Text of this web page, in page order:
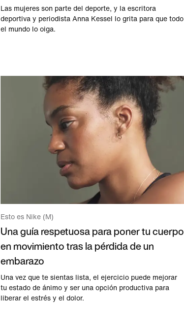
Las mujeres son parte del deporte, y la escritora
deportiva y periodista Anna Kessel lo grita para que todo
el mundo lo oiga.
Esto es Nike (M)
Una guía respetuosa para poner tu cuerpo
en movimiento tras la pérdida de un
embarazo
Una vez que te sientas lista, el ejercicio puede mejorar
tu estado de ánimo y ser una opción productiva para
liberar el estrés y el dolor.